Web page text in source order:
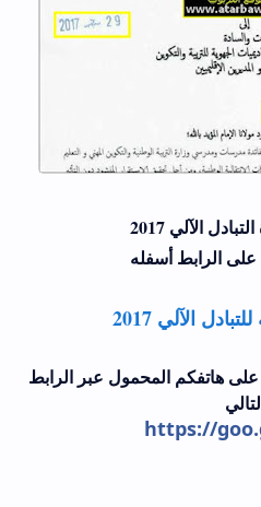
الآلي 2017
الرابط أسفله
الآلي 2017
هاتفكم المحمول عبر الرابط
https://